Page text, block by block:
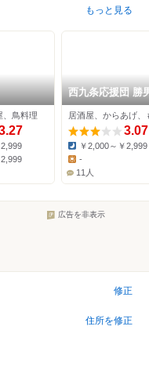
もっと見る
、鳥料理
西九条応援団 勝
居酒屋、からあげ、
3.07
Dinner:
￥2,000～￥2,999
Lunch:
-
11人
広告を非表示
修正
住所を修正